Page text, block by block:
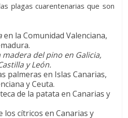
plagas cuarentenarias que son
en la Comunidad Valenciana,
del pino en Galicia,
y León.
palmeras en Islas Canarias,
y Ceuta.
de la patata en Canarias y
los cítricos en Canarias y